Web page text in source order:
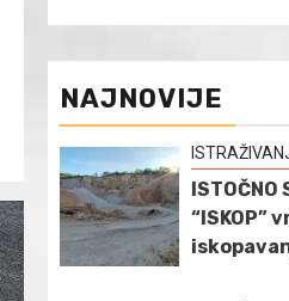
NAJNOVIJE
ISTOČNO
“ISKOP”